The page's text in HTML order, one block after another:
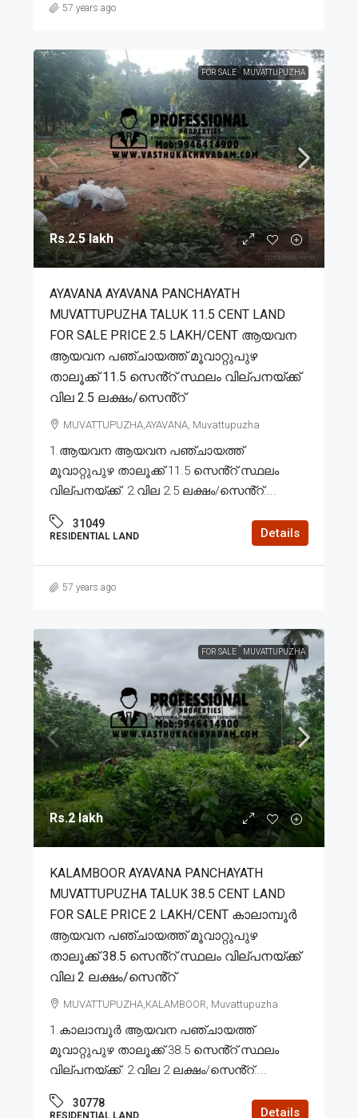
57 years ago
FOR SALE MUVATTUPUZHA
Rs.2.5 lakh
AYAVANA AYAVANA PANCHAYATH
MUVATTUPUZHA TALUK 11.5 CENT LAND
FOR SALE PRICE 2.5 LAKH/CENT ആയവന
ആയവന പഞ്ചായത്ത് മൂവാറ്റുപുഴ
താലൂക്ക് 11.5 സെൻ്റ് സ്ഥലം വില്പനയ്ക്ക്
വില 2.5 ലക്ഷം/സെൻ്റ്
MUVATTUPUZHA,AYAVANA, Muvattupuzha
1.ആയവന ആയവന പഞ്ചായത്ത്
മൂവാറ്റുപുഴ താലൂക്ക് 11.5 സെൻ്റ് സ്ഥലം
വില്പനയ്ക്ക്. 2.വില 2.5 ലക്ഷം/സെൻ്റ്....
31049
RESIDENTIAL LAND Details
57 years ago
FOR SALE MUVATTUPUZHA
Rs.2 lakh
KALAMBOOR AYAVANA PANCHAYATH
MUVATTUPUZHA TALUK 38.5 CENT LAND
FOR SALE PRICE 2 LAKH/CENT കാലാമ്പൂർ
ആയവന പഞ്ചായത്ത് മൂവാറ്റുപുഴ
താലൂക്ക് 38.5 സെൻ്റ് സ്ഥലം വില്പനയ്ക്ക്
വില 2 ലക്ഷം/സെൻ്റ്
MUVATTUPUZHA,KALAMBOOR, Muvattupuzha
1.കാലാമ്പൂർ ആയവന പഞ്ചായത്ത്
മൂവാറ്റുപുഴ താലൂക്ക് 38.5 സെൻ്റ് സ്ഥലം
വില്പനയ്ക്ക്. 2.വില 2 ലക്ഷം/സെൻ്റ്....
30778
RESIDENTIAL LAND Details